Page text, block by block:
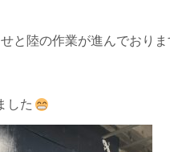
と陸の作業が進んでおり
した